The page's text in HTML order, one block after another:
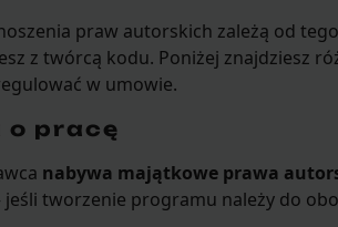
praw autorskich zależą od
z twórcą kodu. Poniżej znajdziesz
w umowie.
o pracę
nabywa majątkowe prawa
jeśli tworzenie programu należy do